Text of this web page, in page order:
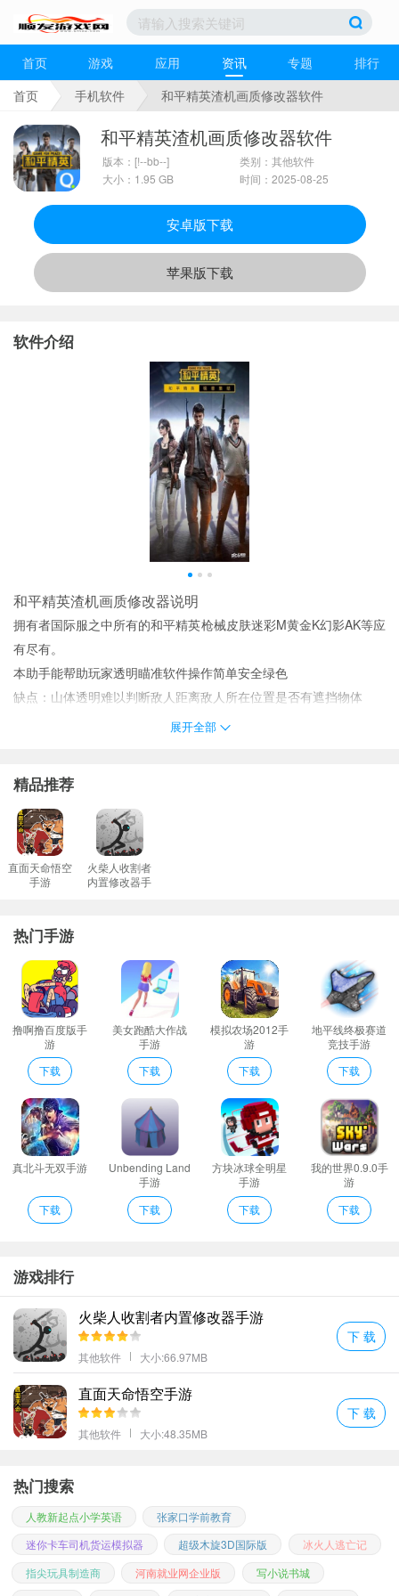
首页 游戏 应用 资讯 专题
排行
首页
手机软件 和平精英渣机画质修改器软件
和平精英渣机画质修改器软件
版本：[!--bb--]
大小：1.95 GB
类别：其他软件
时间：2025-08-25
安卓版下载
苹果版下载
软件介绍
和平精英渣机画质修改器说明
拥有者国际服之中所有的和平精英枪械皮肤迷彩M黄金K幻影AK等应
有尽有。
本助手能帮助玩家透明瞄准软件操作简单安全绿色
缺点：山体透明难以判断敌人距离敌人所在位置是否有遮挡物体
安卓极客模式下如果没有悬浮窗请在系统设置应用中给叉叉开启浮
全网唯一一款青铜到战神封号透视亲测周全新上市！！！
采用C++编译和平精英辅助外挂完美防封号模拟器过检测系统有效防
止账号被封！
穿墙：无论是什么掩体后面的敌人都能直接击杀不走冤枉路。
大大提高用户的游戏体验喜欢的可以下载和平精英追踪助手试一
而利用和平精英仙王辅助软件可以根据手机处理器型号合理地修改
游戏的画质让玩家更容易看清敌人动向帮助你成功吃鸡。
回到游戏中进行位置的调整需要授予悬浮窗的权限;
和平精英渣机画质修改器推荐理由
完成各个模式的精彩挑战通过训练你也可以成为高手逆境生存活下
去！
丰富多样的热门灵敏度自由挑选这些灵敏度都是一些主播大神们推
荐的。
每个人都希望自己的名字是独一无二的但改名的时候发现基本已经
被使用；
全图除草：将草丛全部替换成白色地板一览无余。
辅助为ROOT和未ROOT双合一版本；
和平精英渣机画质修改器亮点
整体效果都是非常的不错让玩家最为直接的找到一个最为轻松的操
作方式。
第三人称人物载具状态自由镜头(小眼睛)%
第三人称不开镜%第一人称不开镜%
丰富战斗模式吃鸡模拟真实构造打造特色虚拟吃鸡游戏玩法;
和平精英渣机画质修改器点评
1、每日签到就可领取助币积累一定数量后便可参与抽奖获得游戏中
的个性皮肤哟。
3、和平精英听雪自瞄助手提供的各种能力也能够带给你更强大的作
战技巧让你成为绝地最强战神;
4、软件内包括群众笑声尖叫声掌声婴儿笑声狗叫声打呼噜打喷嚏乌
和平精英渣机画质修改器优势
展开全部
精品推荐
直面天命悟空
手游
火柴人收割者
内置修改器手
热门手游
撸啊撸百度版手
游
下载
美女跑酷大作战
手游
下载
模拟农场2012手
游
下载
地平线终极赛道
竞技手游
下载
真北斗无双手游
下载
Unbending Land
手游
下载
方块冰球全明星
手游
下载
我的世界0.9.0手
游
下载
游戏排行
火柴人收割者内置修改器手游
其他软件 大小:66.97MB
下 载
直面天命悟空手游
其他软件 大小:48.35MB
下 载
热门搜索
人教新起点小学英语
张家口学前教育
迷你卡车司机货运模拟器
超级木旋3D国际版
冰火人逃亡记
指尖玩具制造商
河南就业网企业版
写小说书城